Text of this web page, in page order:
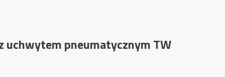
uchwytem pneumatycznym TW